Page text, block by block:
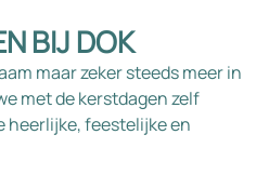
BIJ DOK
maar zeker steeds meer in
met de kerstdagen zelf
heerlijke, feestelijke en